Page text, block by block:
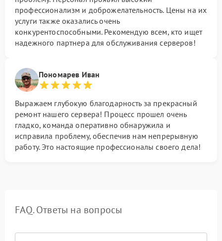
профессионализм и доброжелательность. Цены на их
услуги также оказались очень
конкурентоспособными. Рекомендую всем, кто ищет
надежного партнера для обслуживания серверов!
Пономарев Иван
Выражаем глубокую благодарность за прекрасный
ремонт нашего сервера! Процесс прошел очень
гладко, команда оперативно обнаружила и
исправила проблему, обеспечив нам непрерывную
работу. Это настоящие профессионалы своего дела!
FAQ. Ответы на вопросы